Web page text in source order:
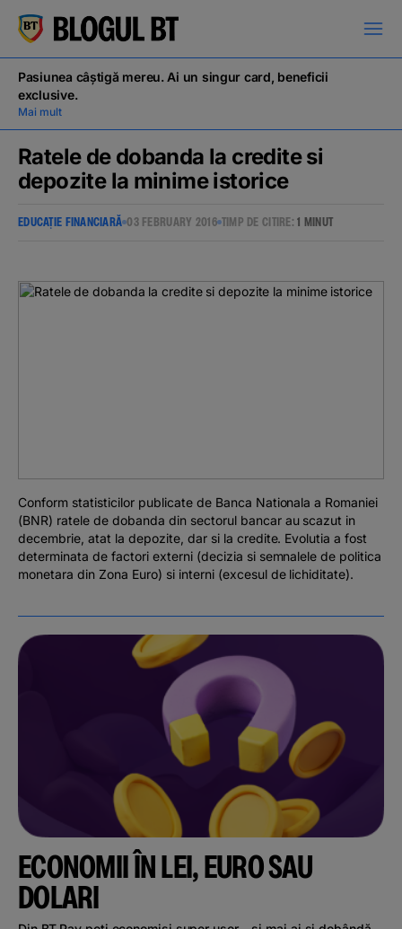
кириллица
Pentru antreprenori
Banking, pe relaxare
Pasiunea câștigă mereu. Ai un singur card, beneficii
exclusive.
Mai mult
Ratele de dobanda la credite si
depozite la minime istorice
EDUCAȚIE FINANCIARĂ 03 FEBRUARY 2016 TIMP DE CITIRE:1 MINUT
Conform statisticilor publicate de Banca Nationala a Romaniei
(BNR) ratele de dobanda din sectorul bancar au scazut in
decembrie, atat la depozite, dar si la credite. Evolutia a fost
determinata de factori externi (decizia si semnalele de politica
monetara din Zona Euro) si interni (excesul de lichiditate).
ECONOMII ÎN LEI, EURO SAU
DOLARI